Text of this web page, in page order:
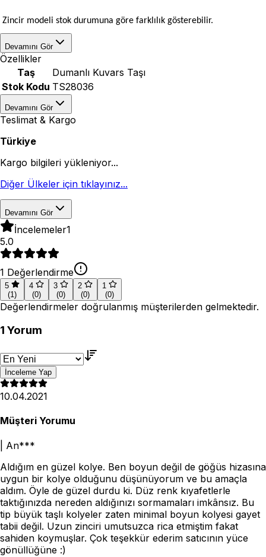
Zincir modeli stok durumuna göre farklılık gösterebilir.
Devamını Gör
Özellikler
Taş
Dumanlı Kuvars Taşı
Stok Kodu TS28036
Devamını Gör
Teslimat & Kargo
Türkiye
Kargo bilgileri yükleniyor...
Diğer Ülkeler için tıklayınız...
Devamını Gör
İncelemeler1
5.0
1 Değerlendirme
5
(1)
4
(0)
3
(0)
2
(0)
1
(0)
Değerlendirmeler doğrulanmış müşterilerden gelmektedir.
1 Yorum
İnceleme Yap
10.04.2021
Müşteri Yorumu
An***
Aldığım en güzel kolye. Ben boyun değil de göğüs hizasına
uygun bir kolye olduğunu düşünüyorum ve bu amaçla
aldım. Öyle de güzel durdu ki. Düz renk kıyafetlerle
taktığınızda nereden aldığınızı sormamaları imkânsız. Bu
tip büyük taşlı kolyeler zaten minimal boyun kolyesi gayet
tabii değil. Uzun zinciri umutsuzca rica etmiştim fakat
sahiden koymuşlar. Çok teşekkür ederim satıcının yüce
gönüllüğüne :)